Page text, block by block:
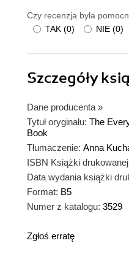
Czy recenzja była
TAK (0) NIE (0)
Szczegóły
Dane producenta »
Tytuł oryginału: The
Book
Tłumaczenie: Anna
ISBN Książki
Data wydania książki
Format: B5
Numer z katalogu: 3529
Zgłoś erratę